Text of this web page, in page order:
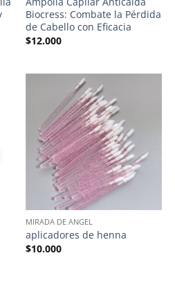
Biocress: Combate la Pérdida
de Cabello con Eficacia
$12.000
MIRADA DE ANGEL
aplicadores de henna
$10.000